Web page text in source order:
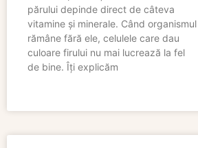
părului depinde direct de câteva
vitamine și minerale. Când organismul
rămâne fără ele, celulele care dau
culoare firului nu mai lucrează la fel
de bine. Îți explicăm